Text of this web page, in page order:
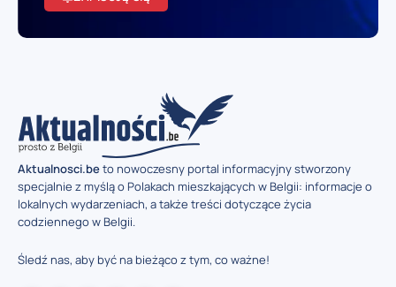
Aktualnosci.beto nowoczesny portal informacyjny stworzony
specjalnie z myślą o Polakach mieszkających w Belgii: informacje o
lokalnych wydarzeniach, a także treści dotyczące życia
codziennego w Belgii.
Śledź nas, aby być na bieżąco z tym, co ważne!